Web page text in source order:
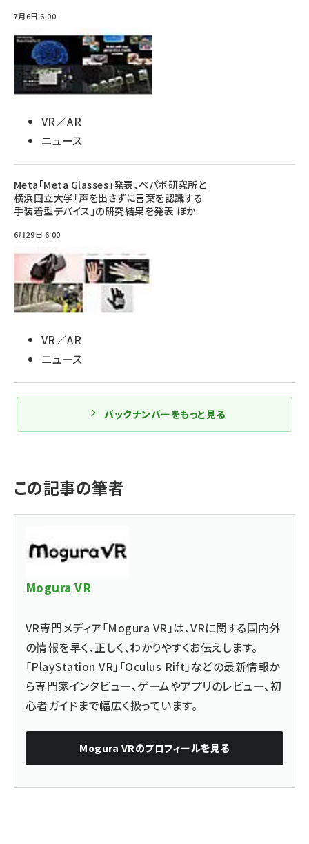
7月6日 6:00
VR／AR
ニュース
Meta「Meta Glasses」発表、ペパボ研究所と
横浜国立大学「声を出さずに言葉を認識する
手装着型デバイス」の研究結果を発表 ほか
6月29日 6:00
VR／AR
ニュース
バックナンバーをもっと見る
この記事の筆者
Mogura VR
VR専門メディア「Mogura VR」は、VRに関する国内外
の情報を早く、正しく、わかりやすくお伝えします。
「PlayStation VR」「Oculus Rift」などの最新情報か
ら専門家インタビュー、ゲームやアプリのレビュー、初
心者ガイドまで幅広く扱っています。
Mogura VRのプロフィールを見る